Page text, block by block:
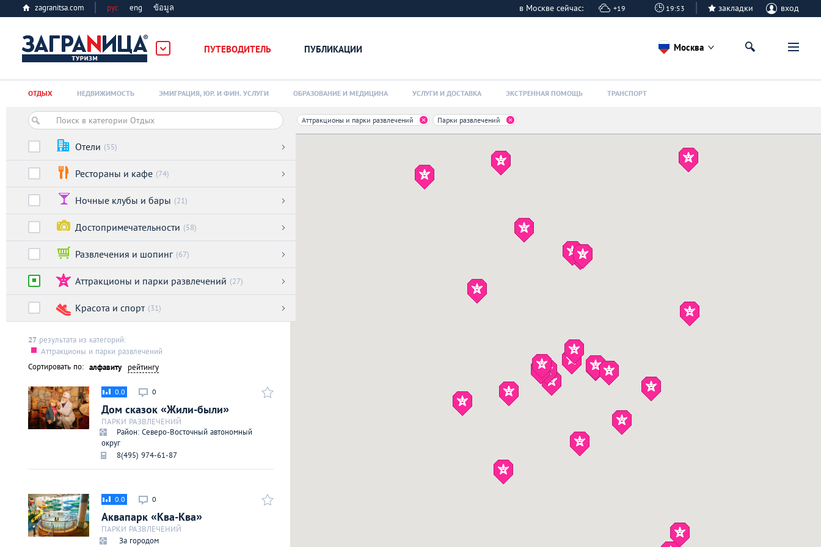
zagranitsa.com рус eng ข้อมูล в Москве сейчас: +19 19:53 закладки вход
ПУТЕВОДИТЕЛЬ ПУБЛИКАЦИИ
Алматы
Киев
Лондон
Лос-Анджелес
Париж
Паттайя
Санкт-Петербург
Москва
ОТДЫХ НЕДВИЖИМОСТЬ ЭМИГРАЦИЯ, ЮР. И ФИН. УСЛУГИ ОБРАЗОВАНИЕ И МЕДИЦИНА УСЛУГИ И ДОСТАВКА ЭКСТРЕННАЯ ПОМОЩЬ ТРАНСПОРТ
Отели (55)
Рестораны и кафе (74)
Ночные клубы и бары (21)
Достопримечательности (58)
Развлечения и шопинг (67)
Аттракционы и парки развлечений (27)
Красота и спорт (31)
27 результата из категорий:
Аттракционы и парки развлечений
Сортировать по: алфавиту рейтингу
0
0.0
Дом сказок «Жили-были»
ПАРКИ РАЗВЛЕЧЕНИЙ
Район: Северо-Восточный автономный
округ
8(495) 974-61-87
0
0.0
Аквапарк «Ква-Ква»
ПАРКИ РАЗВЛЕЧЕНИЙ
За городом
Аттракционы и парки развлечений Парки развлечений